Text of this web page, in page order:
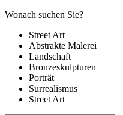
Wonach suchen Sie?
Street Art
Abstrakte Malerei
Landschaft
Bronzeskulpturen
Porträt
Surrealismus
Street Art